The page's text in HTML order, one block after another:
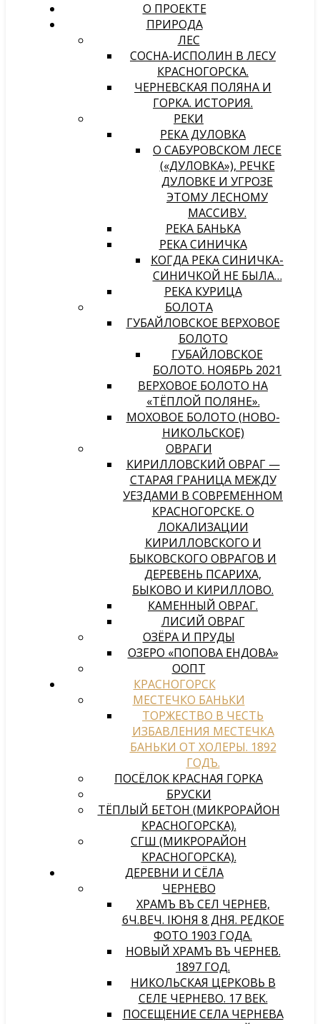
О ПРОЕКТЕ
ПРИРОДА
ЛЕС
СОСНА-ИСПОЛИН В ЛЕСУ
КРАСНОГОРСКА.
ЧЕРНЕВСКАЯ ПОЛЯНА И
ГОРКА. ИСТОРИЯ.
РЕКИ
РЕКА ДУЛОВКА
О САБУРОВСКОМ ЛЕСЕ
(«ДУЛОВКА»), РЕЧКЕ
ДУЛОВКЕ И УГРОЗЕ
ЭТОМУ ЛЕСНОМУ
МАССИВУ.
РЕКА БАНЬКА
РЕКА СИНИЧКА
КОГДА РЕКА СИНИЧКА-
СИНИЧКОЙ НЕ БЫЛА…
РЕКА КУРИЦА
БОЛОТА
ГУБАЙЛОВСКОЕ ВЕРХОВОЕ
БОЛОТО
ГУБАЙЛОВСКОЕ
БОЛОТО. НОЯБРЬ 2021
ВЕРХОВОЕ БОЛОТО НА
«ТЁПЛОЙ ПОЛЯНЕ».
МОХОВОЕ БОЛОТО (НОВО-
НИКОЛЬСКОЕ)
ОВРАГИ
КИРИЛЛОВСКИЙ ОВРАГ —
СТАРАЯ ГРАНИЦА МЕЖДУ
УЕЗДАМИ В СОВРЕМЕННОМ
КРАСНОГОРСКЕ. О
ЛОКАЛИЗАЦИИ
КИРИЛЛОВСКОГО И
БЫКОВСКОГО ОВРАГОВ И
ДЕРЕВЕНЬ ПСАРИХА,
БЫКОВО И КИРИЛЛОВО.
КАМЕННЫЙ ОВРАГ.
ЛИСИЙ ОВРАГ
ОЗЁРА И ПРУДЫ
ОЗЕРО «ПОПОВА ЕНДОВА»
ООПТ
КРАСНОГОРСК
МЕСТЕЧКО БАНЬКИ
ТОРЖЕСТВО В ЧЕСТЬ
ИЗБАВЛЕНИЯ МЕСТЕЧКА
БАНЬКИ ОТ ХОЛЕРЫ. 1892
ГОДЪ.
ПОСЁЛОК КРАСНАЯ ГОРКА
БРУСКИ
ТЁПЛЫЙ БЕТОН (МИКРОРАЙОН
КРАСНОГОРСКА).
СГШ (МИКРОРАЙОН
КРАСНОГОРСКА).
ДЕРЕВНИ И СЁЛА
ЧЕРНЕВО
ХРАМЪ ВЪ СЕЛѢ ЧЕРНЕВѢ,
6Ч.ВЕЧ. IЮНЯ 8 ДНЯ. РЕДКОЕ
ФОТО 1903 ГОДА.
НОВЫЙ ХРАМЪ ВЪ ЧЕРНЕВѢ.
1897 ГОД.
НИКОЛЬСКАЯ ЦЕРКОВЬ В
СЕЛЕ ЧЕРНЕВО. 17 ВЕК.
ПОСЕЩЕНИЕ СЕЛА ЧЕРНЕВА